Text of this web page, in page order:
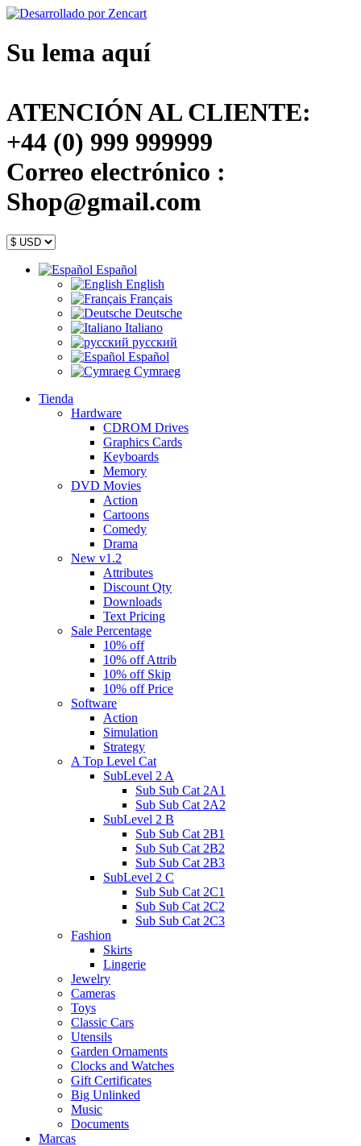
Su lema aquí
ATENCIÓN AL CLIENTE:
+44 (0) 999 999999
Correo electrónico :
Shop@gmail.com
Español
English
Français
Deutsche
Italiano
русский
Español
Cymraeg
Tienda
Hardware
CDROM Drives
Graphics Cards
Keyboards
Memory
DVD Movies
Action
Cartoons
Comedy
Drama
New v1.2
Attributes
Discount Qty
Downloads
Text Pricing
Sale Percentage
10% off
10% off Attrib
10% off Skip
10% off Price
Software
Action
Simulation
Strategy
A Top Level Cat
SubLevel 2 A
Sub Sub Cat 2A1
Sub Sub Cat 2A2
SubLevel 2 B
Sub Sub Cat 2B1
Sub Sub Cat 2B2
Sub Sub Cat 2B3
SubLevel 2 C
Sub Sub Cat 2C1
Sub Sub Cat 2C2
Sub Sub Cat 2C3
Fashion
Skirts
Lingerie
Jewelry
Cameras
Toys
Classic Cars
Utensils
Garden Ornaments
Clocks and Watches
Gift Certificates
Big Unlinked
Music
Documents
Marcas